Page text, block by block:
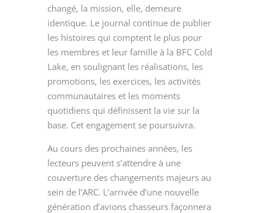
changé, la mission, elle, demeure
identique. Le journal continue de publier
les histoires qui comptent le plus pour
les membres et leur famille à la BFC Cold
Lake, en soulignant les réalisations, les
promotions, les exercices, les activités
communautaires et les moments
quotidiens qui définissent la vie sur la
base. Cet engagement se poursuivra.
Au cours des prochaines années, les
lecteurs peuvent s’attendre à une
couverture des changements majeurs au
sein de l’ARC. L’arrivée d’une nouvelle
génération d’avions chasseurs façonnera